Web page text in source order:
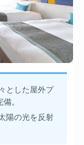
とした屋外プ
。
陽の光を反射